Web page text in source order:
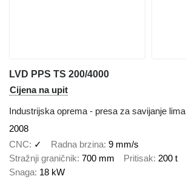
LVD PPS TS 200/4000
Cijena na upit
Industrijska oprema - presa za savijanje lima
2008
CNC
✓ Radna brzina 9 mm/s
Stražnji graničnik 700 mm Pritisak 200 t
Snaga 18 kW